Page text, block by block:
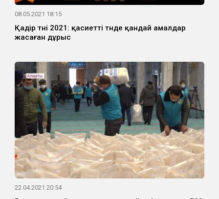
08.05.2021 18:15
Қадір түні 2021: қасиетті түнде қандай амалдар
жасаған дұрыс
22.04.2021 20:54